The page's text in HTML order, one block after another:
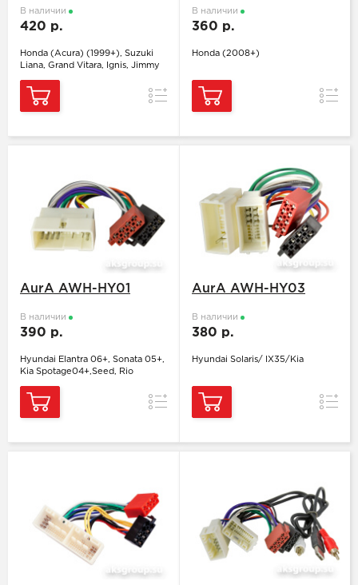
В наличии
420 р.
Honda (Acura) (1999+), Suzuki
Liana, Grand Vitara, Ignis, Jimmy
Сравнение
В наличии
360 р.
Honda (2008+)
AurA AWH-HY01
В наличии
390 р.
Hyundai Elantra 06+, Sonata 05+,
Kia Spotage04+,Seed, Rio
Сравнение
AurA AWH-HY03
В наличии
380 р.
Hyundai Solaris/ IX35/Kia